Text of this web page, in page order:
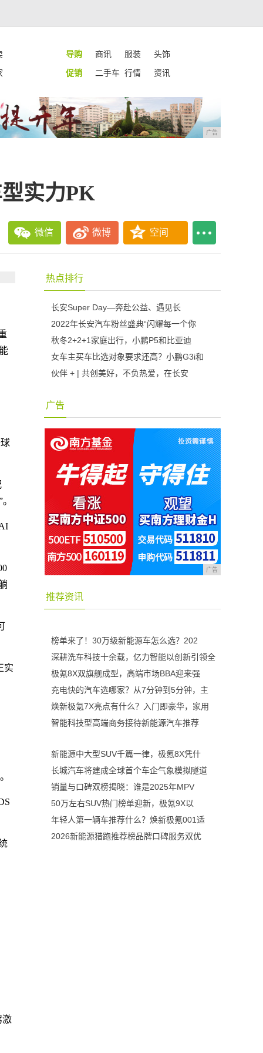
导购 商讯 服装
头饰
促销 二手车 行情 资讯
广告
实力PK
微信 微博 空间
实
激
热点排行
长安Super Day—奔赴公益、遇见长
2022年长安汽车粉丝盛典“闪耀每一个你
秋冬2+2+1家庭出行，小鹏P5和比亚迪
女车主买车比选对象要求还高？小鹏G3i和
伙伴 + | 共创美好，不负热爱，在长安
广告
广告
推荐资讯
榜单来了！30万级新能源车怎么选？202
深耕洗车科技十余载，亿力智能以创新引领全
极氪8X双旗舰成型，高端市场BBA迎来强
充电快的汽车选哪家？从7分钟到5分钟，主
焕新极氪7X亮点有什么？入门即豪华，家用
智能科技型高端商务接待新能源汽车推荐
新能源中大型SUV千篇一律，极氪8X凭什
长城汽车将建成全球首个车企气象模拟隧道
销量与口碑双榜揭晓：谁是2025年MPV
50万左右SUV热门榜单迎新，极氪9X以
年轻人第一辆车推荐什么？焕新极氪001适
2026新能源猎跑推荐榜品牌口碑服务双优